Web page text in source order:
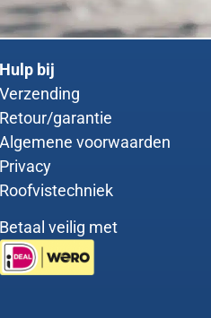
Hulp bij
Verzending
Retour/garantie
Algemene voorwaarden
Privacy
Roofvistechniek
Betaal veilig met
Rafi kotek